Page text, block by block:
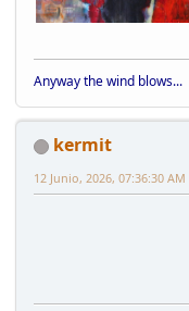
Anyway the wind blows...
kermit
12 Junio, 2026, 07:36:30 AM